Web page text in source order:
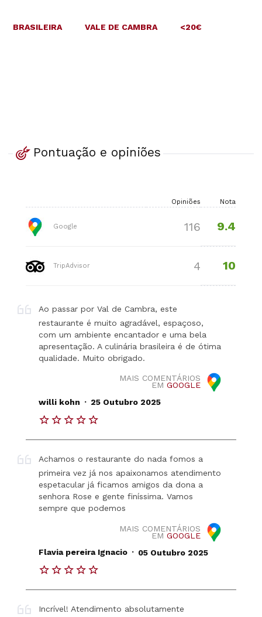
BRASILEIRA VALE DE CAMBRA <20€
Pontuação e opiniões
Opiniões Nota
Google 116 9.4
TripAdvisor 4 10
Ao passar por Val de Cambra, este
restaurante é muito agradável, espaçoso,
com um ambiente encantador e uma bela
apresentação. A culinária brasileira é de ótima
qualidade. Muito obrigado.
MAIS COMENTÁRIOS
EM GOOGLE
willi kohn . 25 Outubro 2025
Achamos o restaurante do nada fomos a
primeira vez já nos apaixonamos atendimento
espetacular já ficamos amigos da dona a
senhora Rose e gente finíssima. Vamos
sempre que podemos
MAIS COMENTÁRIOS
EM GOOGLE
Flavia pereira Ignacio . 05 Outubro 2025
Incrível! Atendimento absolutamente